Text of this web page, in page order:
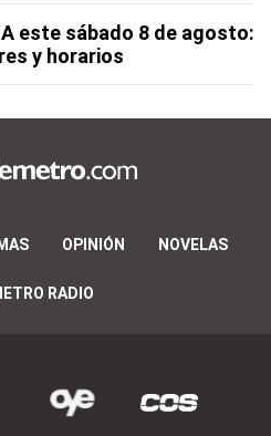
este sábado 8 de agosto:
y horarios
OPINIÓN NOVELAS
RADIO